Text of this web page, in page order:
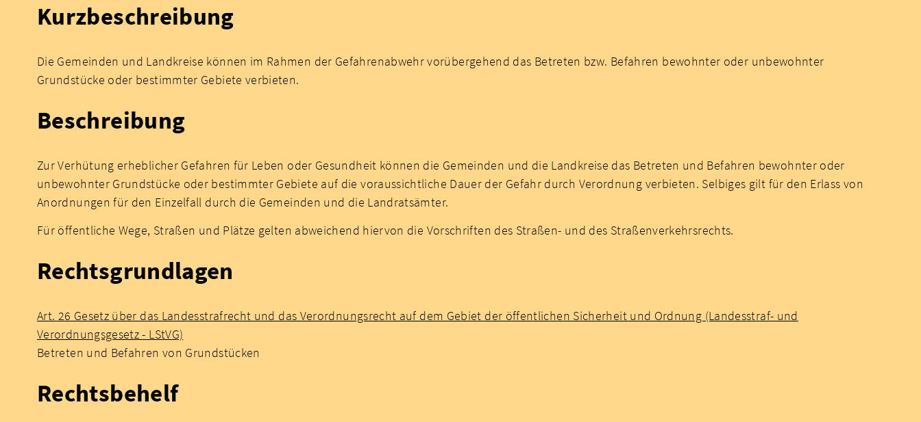
Kurzbeschreibung
Die Gemeinden und Landkreise können im Rahmen der Gefahrenabwehr vorübergehend das Betreten bzw. Befahren bewohnter oder unbewohnter
Grundstücke oder bestimmter Gebiete verbieten.
Beschreibung
Zur Verhütung erheblicher Gefahren für Leben oder Gesundheit können die Gemeinden und die Landkreise das Betreten und Befahren bewohnter oder
unbewohnter Grundstücke oder bestimmter Gebiete auf die voraussichtliche Dauer der Gefahr durch Verordnung verbieten. Selbiges gilt für den Erlass von
Anordnungen für den Einzelfall durch die Gemeinden und die Landratsämter.
Für öffentliche Wege, Straßen und Plätze gelten abweichend hiervon die Vorschriften des Straßen- und des Straßenverkehrsrechts.
Rechtsgrundlagen
Art. 26 Gesetz über das Landesstrafrecht und das Verordnungsrecht auf dem Gebiet der öffentlichen Sicherheit und Ordnung (Landesstraf- und
Verordnungsgesetz - LStVG)
Betreten und Befahren von Grundstücken
Rechtsbehelf